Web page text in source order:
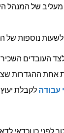
של המנהל
נוספות של
העובדים
ההגדרות
עבודה לקבלת
כן וכדאי